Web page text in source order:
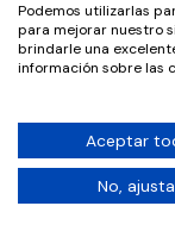
Copyright © 2024
Podemos utilizarlas
para mejorar nuestro
brindarle una
información sobre las
Aceptar
No,